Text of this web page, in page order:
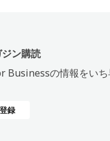
ン購読
Businessの情報をい
録